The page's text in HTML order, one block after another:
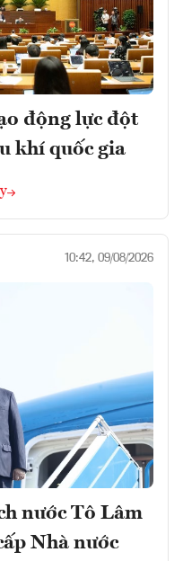
động lực đột
khí quốc gia
10:42, 09/08/2026
nước Tô Lâm
Nhà nước